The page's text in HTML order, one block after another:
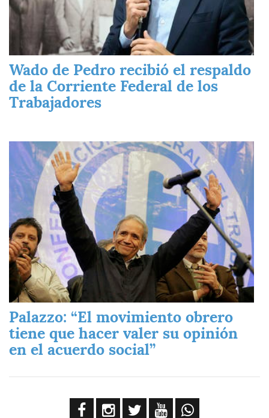
Wado de Pedro recibió el respaldo
de la Corriente Federal de los
Trabajadores
Imagen
Palazzo: “El movimiento obrero
tiene que hacer valer su opinión
en el acuerdo social”